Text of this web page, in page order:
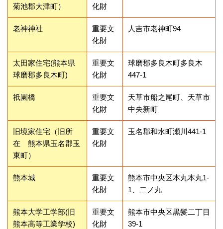
菊池郡大津町） 化財
老神神社
重要文
化財
人吉市老神町94
太田家住宅(熊本県
球磨郡多良木町)
重要文
化財
球磨郡多良木町多良木
447-1
祇園橋
重要文
化財
天草市船之尾町、天草市
中央新町
旧境家住宅（旧所
在 熊本県玉名郡玉
東町）
重要文
化財
玉名郡和水町瀬川441-1
熊本城
重要文
化財
熊本市中央区本丸本丸1-
1、二ノ丸
熊本大学工学部(旧
熊本高等工業学校)
重要文
化財
熊本市中央区黒髪二丁目
39-1